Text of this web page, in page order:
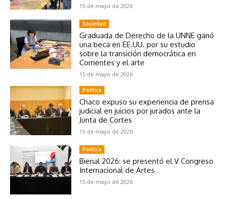
15 de mayo de 2026
Sociedad
Graduada de Derecho de la UNNE ganó
una beca en EE.UU. por su estudio
sobre la transición democrática en
Corrientes y el arte
15 de mayo de 2026
Política
Chaco expuso su experiencia de prensa
judicial en juicios por jurados ante la
Junta de Cortes
15 de mayo de 2026
Política
Bienal 2026: se presentó el V Congreso
Internacional de Artes
15 de mayo de 2026